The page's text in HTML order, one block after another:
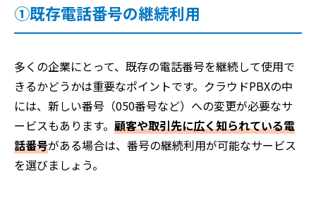
①既存電話番号の継続利用
多くの企業にとって、既存の電話番号を継続して使用で
きるかどうかは重要なポイントです。クラウドPBXの中
には、新しい番号（050番号など）への変更が必要なサ
ービスもあります。 顧客や取引先に広く知られている電
話番号がある場合は、番号の継続利用が可能なサービス
を選びましょう。